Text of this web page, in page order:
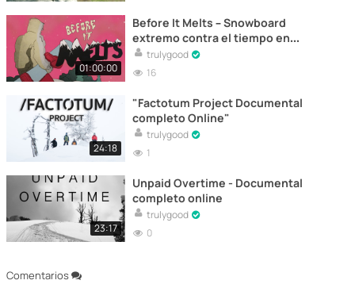
Comentarios
01:00:00
Before It Melts – Snowboard
extremo contra el tiempo en
Colorado – Documental
trulygood
16
24:18
"Factotum Project Documental
completo Online"
trulygood
1
23:17
Unpaid Overtime - Documental
completo online
trulygood
0